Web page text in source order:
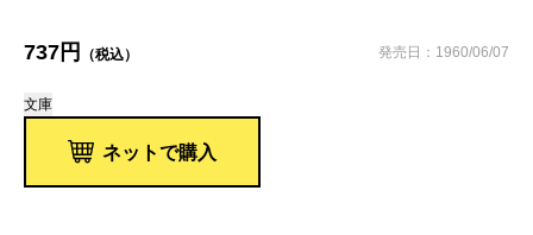
737円 （税込） 発売日：1960/06/07
文庫
ネットで購入